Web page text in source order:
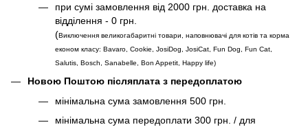
при сумі замовлення від 2000 грн. доставка на
відділення - 0 грн.
(Виключення великогабаритні товари, наповнювачі для котів та корма
економ класу: Bavaro, Cookie, JosiDog, JosiCat, Fun Dog, Fun Cat,
Salutis, Bosch, Sanabelle, Bon Appetit, Happy life)
Новою Поштою післяплата з передоплатою
мінімальна сума замовлення 500 грн.
мінімальна сума передоплати 300 грн. / для